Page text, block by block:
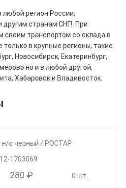
регион России,
другим странам СНГ!. При
своим транспортом со склада в
в крупные регионы, такие
Новосибирск, Екатеринбург,
но и в любой другой,
Хабаровск и Владивосток.
н/о черный / РОСТАР
1703069
280 ₽ 0 шт.